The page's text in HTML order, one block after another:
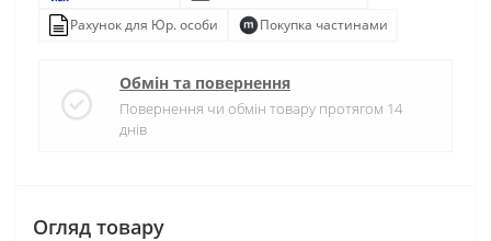
Рахунок для Юр. особи
Покупка частинами
Обмін та повернення
Повернення чи обмін товару протягом 14
днів
Огляд товару